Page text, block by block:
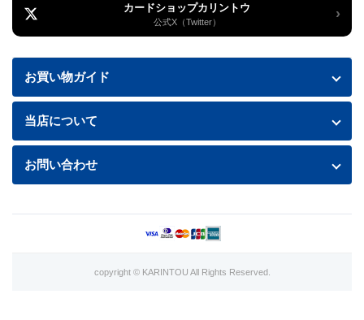
カードショップカリントウ
公式X（Twitter） ›
お買い物ガイド
お買い物ガイド
送料・配送について
お支払い方法
当店について
特定商取引法に基づく表記
お問い合わせ
copyright © KARINTOU All Rights Reserved.